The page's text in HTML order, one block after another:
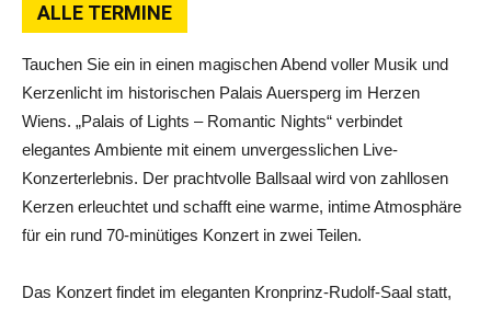
ALLE TERMINE
Tauchen Sie ein in einen magischen Abend voller Musik und
Kerzenlicht im historischen Palais Auersperg im Herzen
Wiens. „Palais of Lights – Romantic Nights“ verbindet
elegantes Ambiente mit einem unvergesslichen Live-
Konzerterlebnis. Der prachtvolle Ballsaal wird von zahllosen
Kerzen erleuchtet und schafft eine warme, intime Atmosphäre
für ein rund 70-minütiges Konzert in zwei Teilen.
Das Konzert findet im eleganten Kronprinz-Rudolf-Saal statt,